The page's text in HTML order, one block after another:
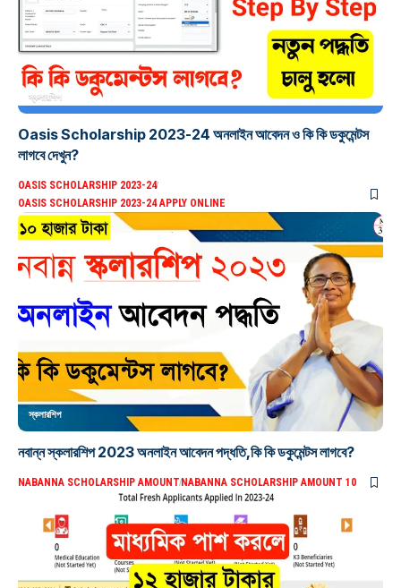
স্কলারশিপ
Oasis Scholarship 2023-24 অনলাইন আবেদন ও কি কি ডকুমেন্টস
লাগবে দেখুন?
OASIS SCHOLARSHIP 2023-24
OASIS SCHOLARSHIP 2023-24 APPLY ONLINE
স্কলারশিপ
নবান্ন স্কলারশিপ 2023 অনলাইন আবেদন পদ্ধতি,কি কি ডকুমেন্টস লাগবে?
NABANNA SCHOLARSHIP AMOUNTNABANNA SCHOLARSHIP AMOUNT 10